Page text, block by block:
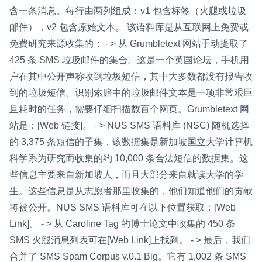
含一条消息。每行由两列组成：v1 包含标签（火腿或垃圾
邮件），v2 包含原始文本。 该语料库是从互联网上免费或
免费研究来源收集的： - > 从 Grumbletext 网站手动提取了
425 条 SMS 垃圾邮件的集合。这是一个英国论坛，手机用
户在其中公开声称收到垃圾短信，其中大多数都没有报告收
到的垃圾短信。识别索赔中的垃圾邮件文本是一项非常艰巨
且耗时的任务，需要仔细扫描数百个网页。Grumbletext 网
站是：[Web 链接]。 - > NUS SMS 语料库 (NSC) 随机选择
的 3,375 条短信的子集，该数据集是新加坡国立大学计算机
科学系为研究而收集的约 10,000 条合法短信的数据集。这
些信息主要来自新加坡人，而且大部分来自就读大学的学
生。这些信息是从志愿者那里收集的，他们知道他们的贡献
将被公开。NUS SMS 语料库可在以下位置获取：[Web
Link]。 - > 从 Caroline Tag 的博士论文中收集的 450 条
SMS 火腿消息列表可在[Web Link]上找到。 - > 最后，我们
合并了 SMS Spam Corpus v.0.1 Big。它有 1,002 条 SMS